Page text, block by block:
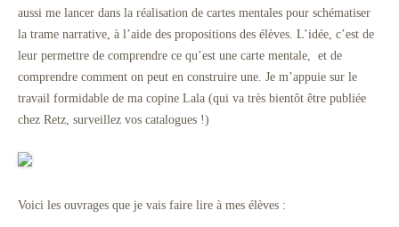
aussi me lancer dans la réalisation de cartes mentales pour schématiser
la trame narrative, à l’aide des propositions des élèves. L’idée, c’est de
leur permettre de comprendre ce qu’est une carte mentale, et de
comprendre comment on peut en construire une. Je m’appuie sur le
travail formidable de ma copine Lala (qui va très bientôt être publiée
chez Retz, surveillez vos catalogues !)
Voici les ouvrages que je vais faire lire à mes élèves :